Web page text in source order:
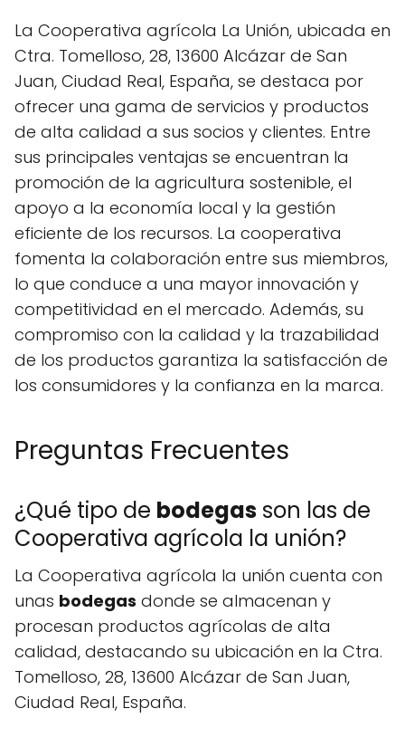
La Cooperativa agrícola La Unión, ubicada en
Ctra. Tomelloso, 28, 13600 Alcázar de San
Juan, Ciudad Real, España, se destaca por
ofrecer una gama de servicios y productos
de alta calidad a sus socios y clientes. Entre
sus principales ventajas se encuentran la
promoción de la agricultura sostenible, el
apoyo a la economía local y la gestión
eficiente de los recursos. La cooperativa
fomenta la colaboración entre sus miembros,
lo que conduce a una mayor innovación y
competitividad en el mercado. Además, su
compromiso con la calidad y la trazabilidad
de los productos garantiza la satisfacción de
los consumidores y la confianza en la marca.
Preguntas Frecuentes
¿Qué tipo de bodegas son las de
Cooperativa agrícola la unión?
La Cooperativa agrícola la unión cuenta con
unas bodegas donde se almacenan y
procesan productos agrícolas de alta
calidad, destacando su ubicación en la Ctra.
Tomelloso, 28, 13600 Alcázar de San Juan,
Ciudad Real, España.